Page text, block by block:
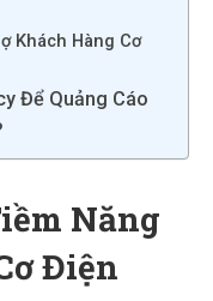
Khách Hàng Cơ
Để Quảng Cáo
Năng
Điện